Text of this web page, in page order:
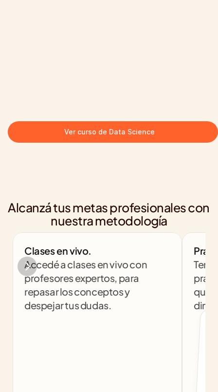
Alcanzá tus metas profesionales con
nuestra metodología
Clases en vivo.
Accedé a clases en vivo con
profesores expertos, para
repasar los conceptos y
despejar tus dudas.
que
Ver curso de Data Science